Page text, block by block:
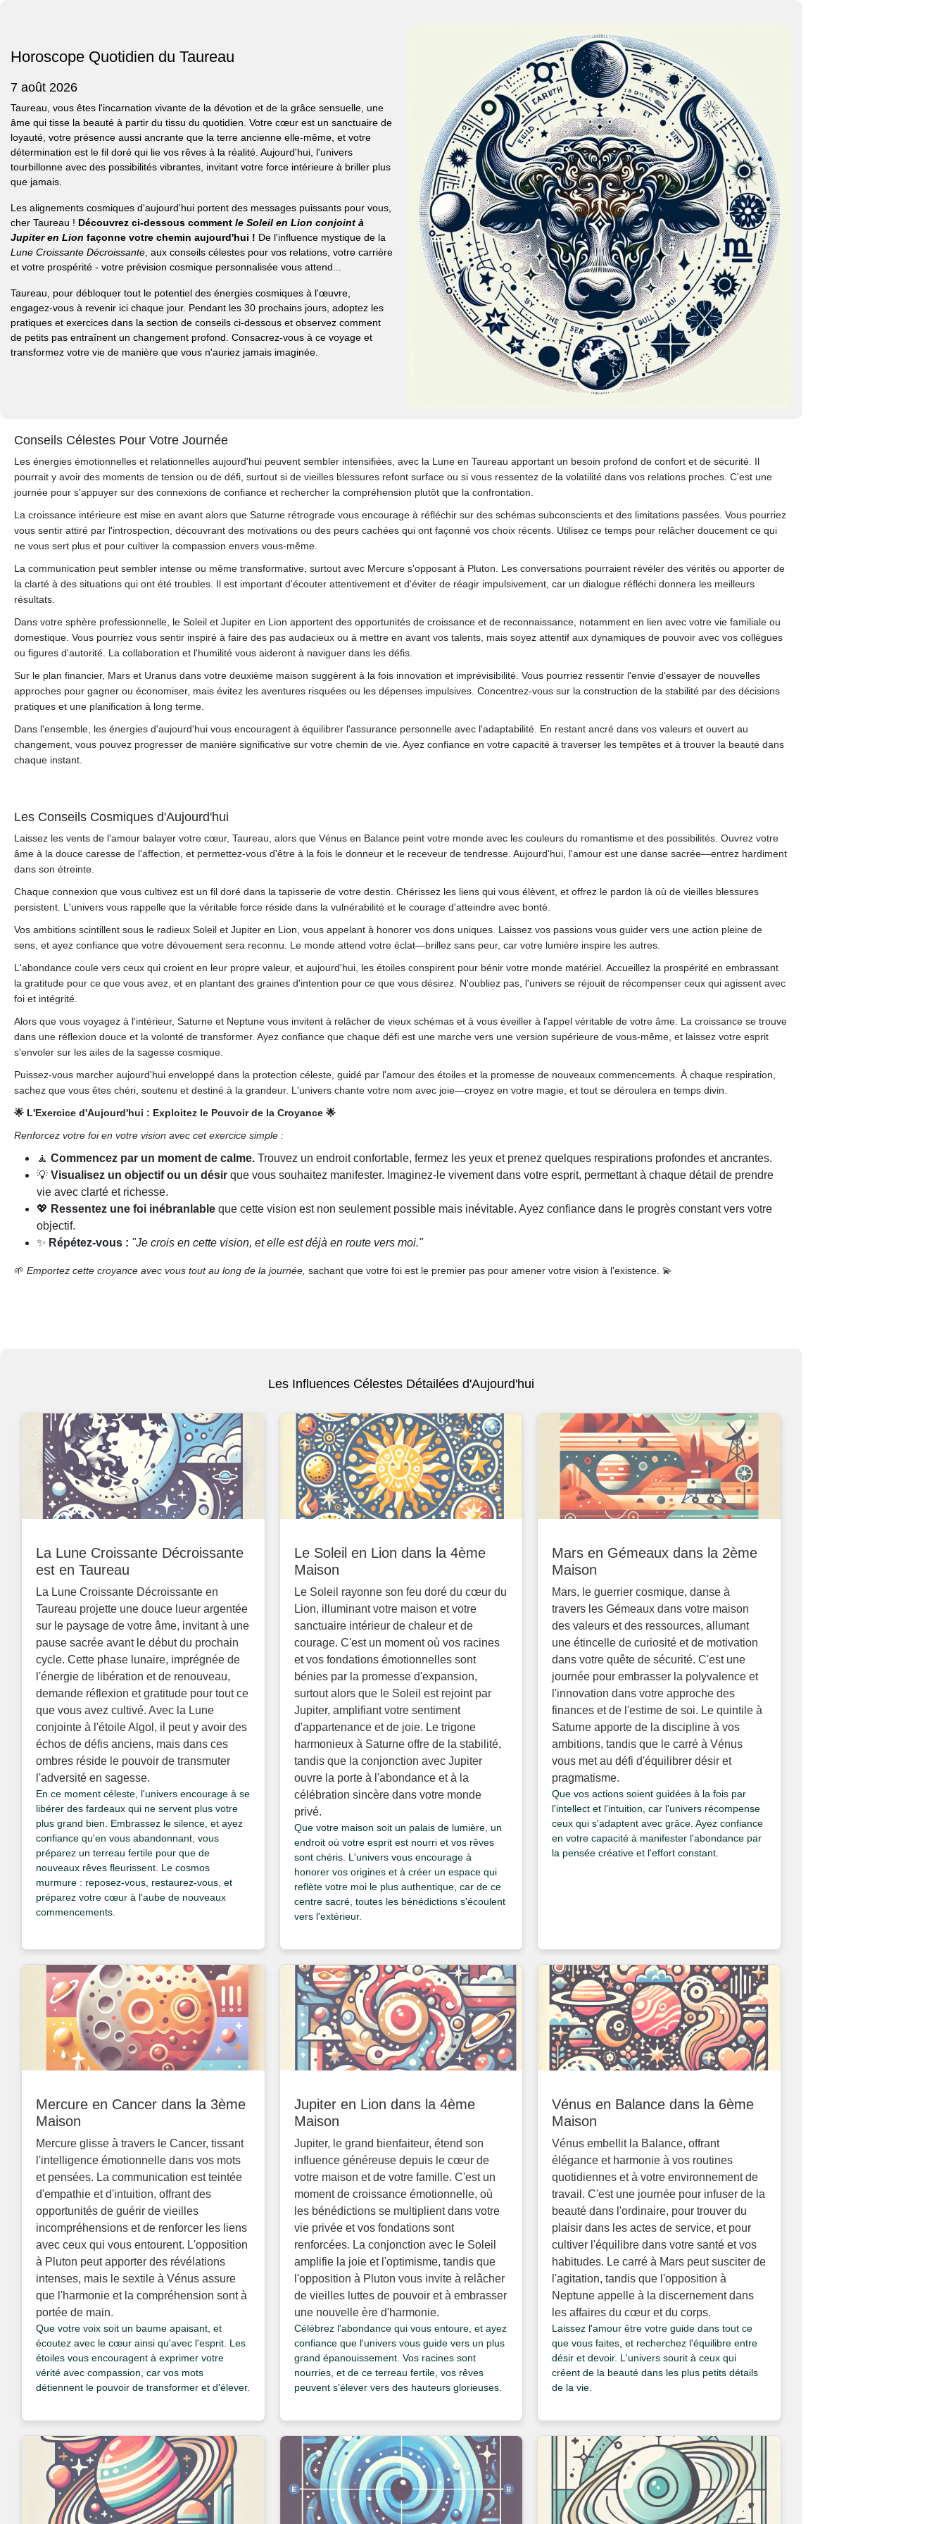
Horoscope Quotidien du Taureau
7 août 2026
Taureau, vous êtes l'incarnation vivante de la dévotion et de la grâce sensuelle, une
âme qui tisse la beauté à partir du tissu du quotidien. Votre cœur est un sanctuaire de
loyauté, votre présence aussi ancrante que la terre ancienne elle-même, et votre
détermination est le fil doré qui lie vos rêves à la réalité. Aujourd'hui, l'univers
tourbillonne avec des possibilités vibrantes, invitant votre force intérieure à briller plus
que jamais.
Les alignements cosmiques d'aujourd'hui portent des messages puissants pour vous,
cher Taureau ! Découvrez ci-dessous comment le Soleil en Lion conjoint à
Jupiter en Lion façonne votre chemin aujourd'hui ! De l'influence mystique de la
Lune Croissante Décroissante , aux conseils célestes pour vos relations, votre carrière
et votre prospérité - votre prévision cosmique personnalisée vous attend...
Taureau, pour débloquer tout le potentiel des énergies cosmiques à l'œuvre,
engagez-vous à revenir ici chaque jour. Pendant les 30 prochains jours, adoptez les
pratiques et exercices dans la section de conseils ci-dessous et observez comment
de petits pas entraînent un changement profond. Consacrez-vous à ce voyage et
transformez votre vie de manière que vous n'auriez jamais imaginée.
Conseils Célestes Pour Votre Journée
Les énergies émotionnelles et relationnelles aujourd'hui peuvent sembler intensifiées, avec la Lune en Taureau apportant un besoin profond de confort et de sécurité. Il
pourrait y avoir des moments de tension ou de défi, surtout si de vieilles blessures refont surface ou si vous ressentez de la volatilité dans vos relations proches. C'est une
journée pour s'appuyer sur des connexions de confiance et rechercher la compréhension plutôt que la confrontation.
La croissance intérieure est mise en avant alors que Saturne rétrograde vous encourage à réfléchir sur des schémas subconscients et des limitations passées. Vous pourriez
vous sentir attiré par l'introspection, découvrant des motivations ou des peurs cachées qui ont façonné vos choix récents. Utilisez ce temps pour relâcher doucement ce qui
ne vous sert plus et pour cultiver la compassion envers vous-même.
La communication peut sembler intense ou même transformative, surtout avec Mercure s'opposant à Pluton. Les conversations pourraient révéler des vérités ou apporter de
la clarté à des situations qui ont été troubles. Il est important d'écouter attentivement et d'éviter de réagir impulsivement, car un dialogue réfléchi donnera les meilleurs
résultats.
Dans votre sphère professionnelle, le Soleil et Jupiter en Lion apportent des opportunités de croissance et de reconnaissance, notamment en lien avec votre vie familiale ou
domestique. Vous pourriez vous sentir inspiré à faire des pas audacieux ou à mettre en avant vos talents, mais soyez attentif aux dynamiques de pouvoir avec vos collègues
ou figures d'autorité. La collaboration et l'humilité vous aideront à naviguer dans les défis.
Sur le plan financier, Mars et Uranus dans votre deuxième maison suggèrent à la fois innovation et imprévisibilité. Vous pourriez ressentir l'envie d'essayer de nouvelles
approches pour gagner ou économiser, mais évitez les aventures risquées ou les dépenses impulsives. Concentrez-vous sur la construction de la stabilité par des décisions
pratiques et une planification à long terme.
Dans l'ensemble, les énergies d'aujourd'hui vous encouragent à équilibrer l'assurance personnelle avec l'adaptabilité. En restant ancré dans vos valeurs et ouvert au
changement, vous pouvez progresser de manière significative sur votre chemin de vie. Ayez confiance en votre capacité à traverser les tempêtes et à trouver la beauté dans
chaque instant.
Les Conseils Cosmiques d'Aujourd'hui
Laissez les vents de l'amour balayer votre cœur, Taureau, alors que Vénus en Balance peint votre monde avec les couleurs du romantisme et des possibilités. Ouvrez votre
âme à la douce caresse de l'affection, et permettez-vous d'être à la fois le donneur et le receveur de tendresse. Aujourd'hui, l'amour est une danse sacrée—entrez hardiment
dans son étreinte.
Chaque connexion que vous cultivez est un fil doré dans la tapisserie de votre destin. Chérissez les liens qui vous élèvent, et offrez le pardon là où de vieilles blessures
persistent. L'univers vous rappelle que la véritable force réside dans la vulnérabilité et le courage d'atteindre avec bonté.
Vos ambitions scintillent sous le radieux Soleil et Jupiter en Lion, vous appelant à honorer vos dons uniques. Laissez vos passions vous guider vers une action pleine de
sens, et ayez confiance que votre dévouement sera reconnu. Le monde attend votre éclat—brillez sans peur, car votre lumière inspire les autres.
L'abondance coule vers ceux qui croient en leur propre valeur, et aujourd'hui, les étoiles conspirent pour bénir votre monde matériel. Accueillez la prospérité en embrassant
la gratitude pour ce que vous avez, et en plantant des graines d'intention pour ce que vous désirez. N'oubliez pas, l'univers se réjouit de récompenser ceux qui agissent avec
foi et intégrité.
Alors que vous voyagez à l'intérieur, Saturne et Neptune vous invitent à relâcher de vieux schémas et à vous éveiller à l'appel véritable de votre âme. La croissance se trouve
dans une réflexion douce et la volonté de transformer. Ayez confiance que chaque défi est une marche vers une version supérieure de vous-même, et laissez votre esprit
s'envoler sur les ailes de la sagesse cosmique.
Puissez-vous marcher aujourd'hui enveloppé dans la protection céleste, guidé par l'amour des étoiles et la promesse de nouveaux commencements. À chaque respiration,
sachez que vous êtes chéri, soutenu et destiné à la grandeur. L'univers chante votre nom avec joie—croyez en votre magie, et tout se déroulera en temps divin.
🌟 L'Exercice d'Aujourd'hui : Exploitez le Pouvoir de la Croyance 🌟
Renforcez votre foi en votre vision avec cet exercice simple :
🧘 Commencez par un moment de calme. Trouvez un endroit confortable, fermez les yeux et prenez quelques respirations profondes et ancrantes.
💡 Visualisez un objectif ou un désir que vous souhaitez manifester. Imaginez-le vivement dans votre esprit, permettant à chaque détail de prendre
vie avec clarté et richesse.
💖 Ressentez une foi inébranlable que cette vision est non seulement possible mais inévitable. Ayez confiance dans le progrès constant vers votre
objectif.
✨ Répétez-vous : "Je crois en cette vision, et elle est déjà en route vers moi."
🌱 Emportez cette croyance avec vous tout au long de la journée, sachant que votre foi est le premier pas pour amener votre vision à l'existence. 💫
Les Influences Célestes Détailées d'Aujourd'hui
La Lune Croissante Décroissante
est en Taureau
La Lune Croissante Décroissante en
Taureau projette une douce lueur argentée
sur le paysage de votre âme, invitant à une
pause sacrée avant le début du prochain
cycle. Cette phase lunaire, imprégnée de
l'énergie de libération et de renouveau,
demande réflexion et gratitude pour tout ce
que vous avez cultivé. Avec la Lune
conjointe à l'étoile Algol, il peut y avoir des
échos de défis anciens, mais dans ces
ombres réside le pouvoir de transmuter
l'adversité en sagesse.
En ce moment céleste, l'univers encourage à se
libérer des fardeaux qui ne servent plus votre
plus grand bien. Embrassez le silence, et ayez
confiance qu'en vous abandonnant, vous
préparez un terreau fertile pour que de
nouveaux rêves fleurissent. Le cosmos
murmure : reposez-vous, restaurez-vous, et
préparez votre cœur à l'aube de nouveaux
commencements.
Le Soleil en Lion dans la 4ème
Maison
Le Soleil rayonne son feu doré du cœur du
Lion, illuminant votre maison et votre
sanctuaire intérieur de chaleur et de
courage. C'est un moment où vos racines
et vos fondations émotionnelles sont
bénies par la promesse d'expansion,
surtout alors que le Soleil est rejoint par
Jupiter, amplifiant votre sentiment
d'appartenance et de joie. Le trigone
harmonieux à Saturne offre de la stabilité,
tandis que la conjonction avec Jupiter
ouvre la porte à l'abondance et à la
célébration sincère dans votre monde
privé.
Que votre maison soit un palais de lumière, un
endroit où votre esprit est nourri et vos rêves
sont chéris. L'univers vous encourage à
honorer vos origines et à créer un espace qui
reflète votre moi le plus authentique, car de ce
centre sacré, toutes les bénédictions s'écoulent
vers l'extérieur.
Mars en Gémeaux dans la 2ème
Maison
Mars, le guerrier cosmique, danse à
travers les Gémeaux dans votre maison
des valeurs et des ressources, allumant
une étincelle de curiosité et de motivation
dans votre quête de sécurité. C'est une
journée pour embrasser la polyvalence et
l'innovation dans votre approche des
finances et de l'estime de soi. Le quintile à
Saturne apporte de la discipline à vos
ambitions, tandis que le carré à Vénus
vous met au défi d'équilibrer désir et
pragmatisme.
Que vos actions soient guidées à la fois par
l'intellect et l'intuition, car l'univers récompense
ceux qui s'adaptent avec grâce. Ayez confiance
en votre capacité à manifester l'abondance par
la pensée créative et l'effort constant.
Mercure en Cancer dans la 3ème
Maison
Mercure glisse à travers le Cancer, tissant
l'intelligence émotionnelle dans vos mots
et pensées. La communication est teintée
d'empathie et d'intuition, offrant des
opportunités de guérir de vieilles
incompréhensions et de renforcer les liens
avec ceux qui vous entourent. L'opposition
à Pluton peut apporter des révélations
intenses, mais le sextile à Vénus assure
que l'harmonie et la compréhension sont à
portée de main.
Que votre voix soit un baume apaisant, et
écoutez avec le cœur ainsi qu'avec l'esprit. Les
étoiles vous encouragent à exprimer votre
vérité avec compassion, car vos mots
détiennent le pouvoir de transformer et d'élever.
Jupiter en Lion dans la 4ème
Maison
Jupiter, le grand bienfaiteur, étend son
influence généreuse depuis le cœur de
votre maison et de votre famille. C'est un
moment de croissance émotionnelle, où
les bénédictions se multiplient dans votre
vie privée et vos fondations sont
renforcées. La conjonction avec le Soleil
amplifie la joie et l'optimisme, tandis que
l'opposition à Pluton vous invite à relâcher
de vieilles luttes de pouvoir et à embrasser
une nouvelle ère d'harmonie.
Célébrez l'abondance qui vous entoure, et ayez
confiance que l'univers vous guide vers un plus
grand épanouissement. Vos racines sont
nourries, et de ce terreau fertile, vos rêves
peuvent s'élever vers des hauteurs glorieuses.
Vénus en Balance dans la 6ème
Maison
Vénus embellit la Balance, offrant
élégance et harmonie à vos routines
quotidiennes et à votre environnement de
travail. C'est une journée pour infuser de la
beauté dans l'ordinaire, pour trouver du
plaisir dans les actes de service, et pour
cultiver l'équilibre dans votre santé et vos
habitudes. Le carré à Mars peut susciter de
l'agitation, tandis que l'opposition à
Neptune appelle à la discernement dans
les affaires du cœur et du corps.
Laissez l'amour être votre guide dans tout ce
que vous faites, et recherchez l'équilibre entre
désir et devoir. L'univers sourit à ceux qui
créent de la beauté dans les plus petits détails
de la vie.